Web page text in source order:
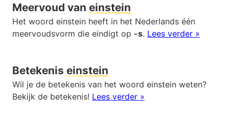
Meervoud van einstein
Het woord einstein heeft in het Nederlands één
meervoudsvorm die eindigt op -s. Lees verder »
Betekenis einstein
Wil je de betekenis van het woord einstein weten?
Bekijk de betekenis! Lees verder »